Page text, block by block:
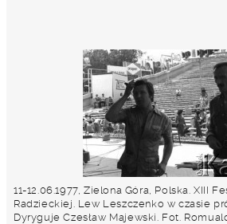
11-12.06.1977, Zielona Góra, Polska. XIII
Radzieckiej. Lew Leszczenko w czasie
Dyryguje Czesław Majewski. Fot.